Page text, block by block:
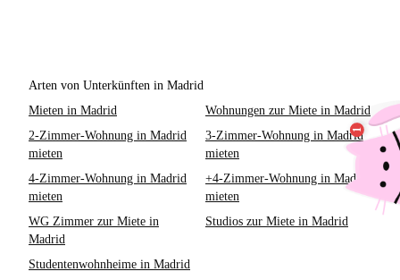
Arten von Unterkünften in Madrid
Mieten in Madrid
Wohnungen zur Miete in Madrid
2-Zimmer-Wohnung in Madrid
mieten
3-Zimmer-Wohnung in Madrid
mieten
4-Zimmer-Wohnung in Madrid
mieten
+4-Zimmer-Wohnung in Madrid
mieten
WG Zimmer zur Miete in
Madrid
Studios zur Miete in Madrid
Studentenwohnheime in Madrid